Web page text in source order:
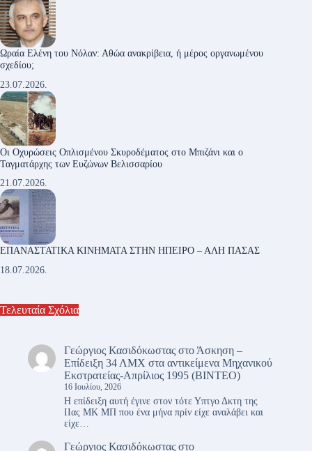
Ωραία Ελένη του Νόλαν: Αθώα ανακρίβεια, ή μέρος οργανωμένου
σχεδίου;
23.07.2026.
Οι Οχυρώσεις Οπλισμένου Σκυροδέματος στο Μπιζάνι και ο
Ταγματάρχης των Ευζώνων Βελισσαρίου
21.07.2026.
ΕΠΑΝΑΣΤΑΤΙΚΑ ΚΙΝΗΜΑΤΑ ΣΤΗΝ ΗΠΕΙΡΟ – ΑΛΗ ΠΑΣΑΣ
18.07.2026.
Τελευταία Σχόλια
Γεώργιος Κασιδόκωστας στο Άσκηση –
Επίδειξη 34 ΛΜΧ στα αντικείμενα Μηχανικού
Εκστρατείας-Απρίλιος 1995 (ΒΙΝΤΕΟ)
16 Ιουλίου, 2026
Η επίδειξη αυτή έγινε στον τότε Υπτγο Δκτη της
ΙΙας ΜΚ ΜΠ που ένα μήνα πρίν είχε αναλάβει και
είχε…
Γεώργιος Κασιδόκωστας στο